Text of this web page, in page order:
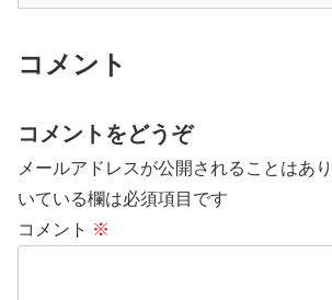
コメント
コメントをどうぞ
メールアドレスが公開されることはあり
いている欄は必須項目です
コメント ※